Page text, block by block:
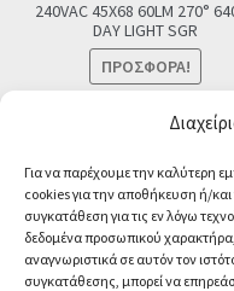
Για να παρέχουμε την καλύτερη
cookies για την αποθήκευση ή/
συγκατάθεση για τις εν λόγω
δεδομένα προσωπικού
αναγνωριστικά σε αυτόν τον
συγκατάθεσης, μπορεί να
240VAC 45X68 60LM 270°
DAY LIGHT SGR
ΠΡΟΣΦΟΡΆ!
Original
was:
€2.90.
Η
τιμή
είναι:
€0.99.
Τελική τιμή
Προσθήκη στο καλάθι